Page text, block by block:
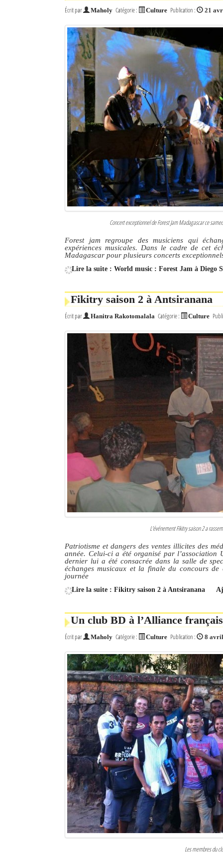
Écrit par Maholy Catégorie : Culture Publication : 21
Concert exceptionnel de Forest Jam Madagascar ce
Forest jam regroupe des musiciens qui
expériences musicales. Dans le cadre de cet
Madagascar pour plusieurs concerts
Lire la suite : World music : Forest Jam à Diego
Fikitry saison 2 à Antsiranana
Écrit par Hanitra Rakotomalala Catégorie : Culture
L'événement Fikitry saison 2 a
Patriotisme et dangers des ventes illicites des
année. Celui-ci a été organisé par
dernier lui a été consacrée dans la salle de
échanges musicaux et la finale du concours
journée
Lire la suite : Fikitry saison 2 à Antsiranana
Un club BD à l’Alliance
Écrit par Maholy Catégorie : Culture Publication : 8
Les membres du